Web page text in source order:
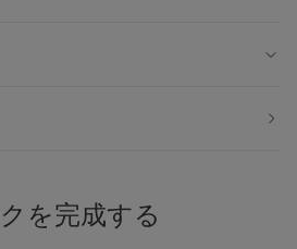
ール：LT71S1
を完成する